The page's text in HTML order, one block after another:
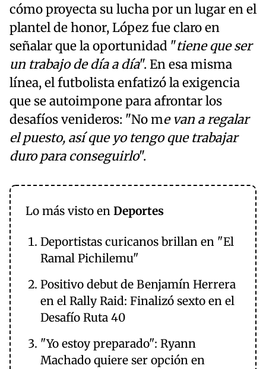
cómo proyecta su lucha por un lugar en el
plantel de honor, López fue claro en
señalar que la oportunidad "tiene que ser
un trabajo de día a día". En esa misma
línea, el futbolista enfatizó la exigencia
que se autoimpone para afrontar los
desafíos venideros: "No me van a regalar
el puesto, así que yo tengo que trabajar
duro para conseguirlo".
Lo más visto en Deportes
Deportistas curicanos brillan en "El
Ramal Pichilemu"
Positivo debut de Benjamín Herrera
en el Rally Raid: Finalizó sexto en el
Desafío Ruta 40
"Yo estoy preparado": Ryann
Machado quiere ser opción en